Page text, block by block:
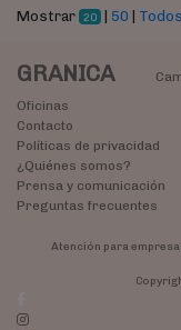
Mostrar 20 | 50 | Todos
GRANICA
Oficinas
Contacto
Políticas de privacidad
¿Quiénes somos?
Prensa y comunicación
Preguntas frecuentes
Atención para